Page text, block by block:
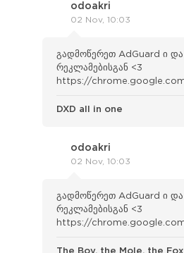
odoakri
02 Nov, 10:03
გადმოწერეთ AdGuard ი და
რეკლამებისგან <3
https://
DXD all in one
odoakri
02 Nov, 10:03
გადმოწერეთ AdGuard ი და
რეკლამებისგან <3
https://
The Boy, the Mole, the